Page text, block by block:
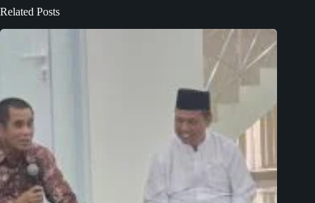
Related Posts